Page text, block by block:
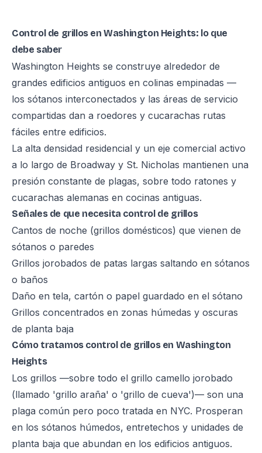
Control de grillos en Washington Heights: lo que
debe saber
Washington Heights se construye alrededor de
grandes edificios antiguos en colinas empinadas —
los sótanos interconectados y las áreas de servicio
compartidas dan a roedores y cucarachas rutas
fáciles entre edificios.
La alta densidad residencial y un eje comercial activo
a lo largo de Broadway y St. Nicholas mantienen una
presión constante de plagas, sobre todo ratones y
cucarachas alemanas en cocinas antiguas.
Señales de que necesita control de grillos
Cantos de noche (grillos domésticos) que vienen de
sótanos o paredes
Grillos jorobados de patas largas saltando en sótanos
o baños
Daño en tela, cartón o papel guardado en el sótano
Grillos concentrados en zonas húmedas y oscuras
de planta baja
Cómo tratamos control de grillos en Washington
Heights
Los grillos —sobre todo el grillo camello jorobado
(llamado 'grillo araña' o 'grillo de cueva')— son una
plaga común pero poco tratada en NYC. Prosperan
en los sótanos húmedos, entretechos y unidades de
planta baja que abundan en los edificios antiguos.